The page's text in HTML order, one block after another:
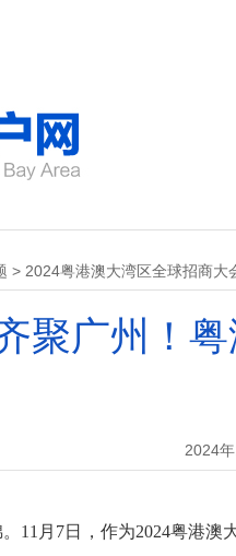
> 2024粤港澳大湾区全球招商大
聚广州！
2024
月7日，作为2024粤港澳